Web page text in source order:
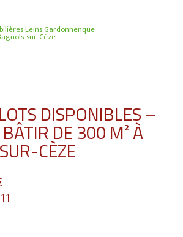
Leins Gardonnenque
sur-Cèze
DISPONIBLES –
DE 300 M² À
CÈZE